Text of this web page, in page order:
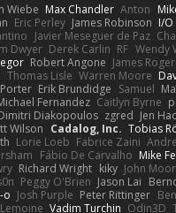
Wiebe Max Chandler Anton
Eric Perley James Robinson I/
Javier Meseguer de Paz
Dwyer Derek Carlin RF Wendy
Robert Angone James
Thomas Lisle Warren Moore
Erik Brundidge Samuel
Fernandez Caitlyn Byrne
Diakopoulos zgred Jen
Wilson Cadalog, Inc. Tobias
Lorie Loeb Fabrice Zaini
Fábio De Carvalho Mike
Richard Wright kiky John Moon
Peggy O'Brien Jason Lai
o Josh Purple Peter Rittinger
Vadim Turchin Odin3D